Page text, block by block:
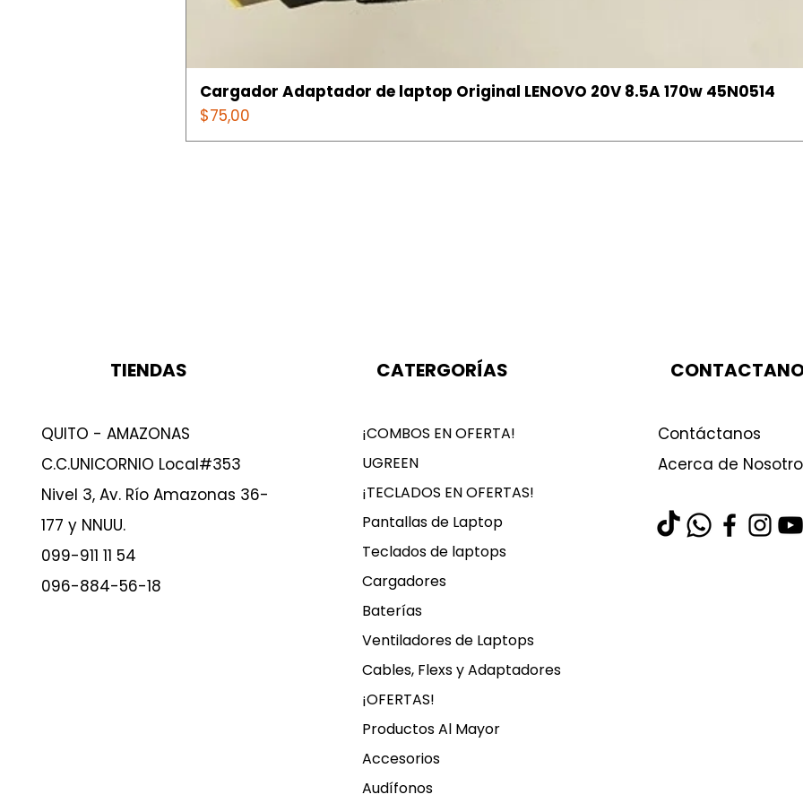
Cargador Adaptador de laptop Original LENOVO 20V 8.5A 170w 45N0514
Precio
$75,00
TIENDAS
QUITO - AMAZONAS
C.C.UNICORNIO Local#353
Nivel 3, Av. Río Amazonas 36-
177 y NNUU.
099-911 11 54
096-884-56-18
CATERGORÍAS
¡COMBOS EN OFERTA!
UGREEN
¡TECLADOS EN OFERTAS!
Pantallas de Laptop
Teclados de laptops
Cargadores
Baterías
Ventiladores de Laptops
Cables, Flexs y Adaptadores
¡OFERTAS!
Productos Al Mayor
Accesorios
Audífonos
Contáctanos
Acerca de